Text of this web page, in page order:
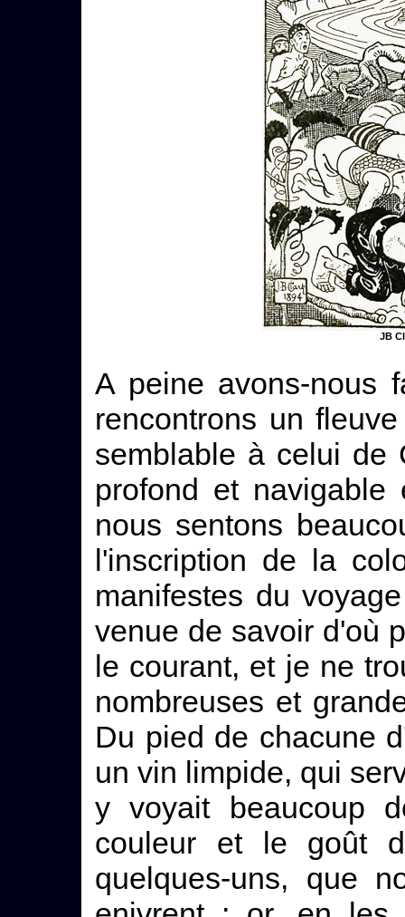
JB
A peine avons-nous
rencontrons un
semblable à celui de
profond et navigable
nous sentons
l'inscription de la
manifestes du
venue de savoir d'où
le courant, et je ne
nombreuses et
Du pied de chacune
un vin limpide, qui
y voyait beaucoup
couleur et le goût
quelques-uns, que